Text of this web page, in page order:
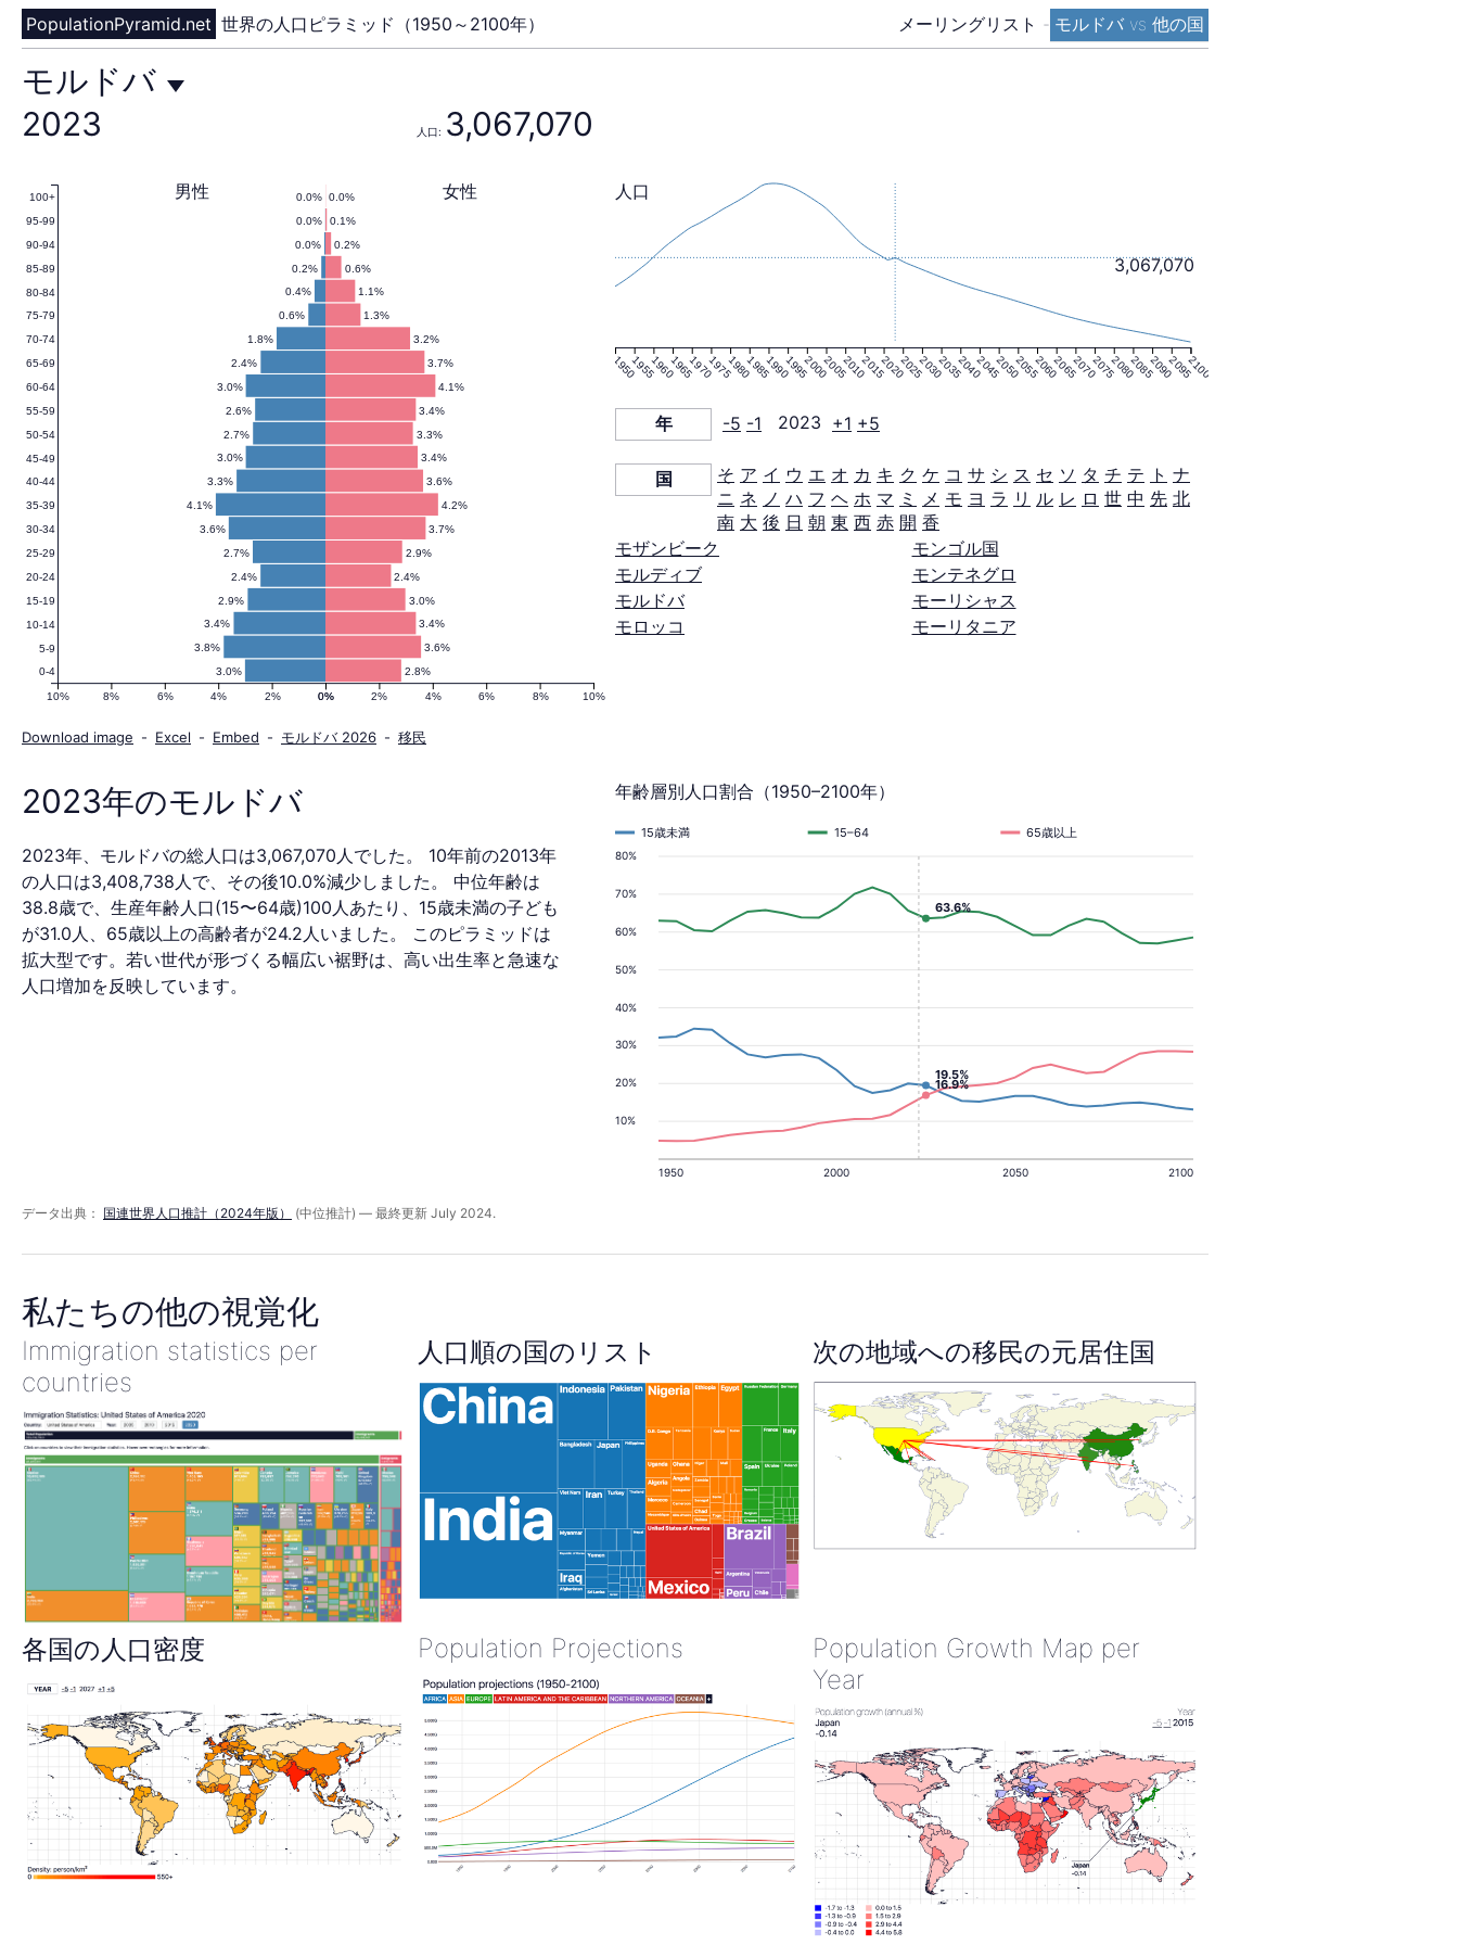
メーリングリスト - モルドバ vs 他の国
PopulationPyramid.net 世界の人口ピラミッド（1950～2100年）
モ
ル
ド
バ
の
人
口
ピ
ラ
ミ
ッ
年
モルドバ
2023
人口: 3,067,070
2.8%
3.0%
3.6%
3.8%
3.4%
3.4%
3.0%
2.9%
2.4%
2.4%
2.9%
2.7%
3.7%
3.6%
4.2%
4.1%
3.6%
3.3%
3.4%
3.0%
3.3%
2.7%
3.4%
2.6%
4.1%
3.0%
3.7%
2.4%
3.2%
1.8%
1.3%
0.6%
1.1%
0.4%
0.6%
0.2%
0.2%
0.0%
0.1%
0.0%
0.0%
0.0% 女性
男性
0% 2% 4% 6% 8% 10%
10% 8% 6% 4% 2% 0%
0-4
5-9
10-14
15-19
20-24
25-29
30-34
35-39
40-44
45-49
50-54
55-59
60-64
65-69
70-74
75-79
80-84
85-89
90-94
95-99
100+
Download image - Excel - Embed - モルドバ 2026 - 移民
1950195519601965197019751980198519901995200020052010201520202025203020352040204520502055206020652070207520802085209020952100
3,067,070
人口
年 -5 -1 2023 +1 +5
国 そ ア イ ウ エ オ カ キ ク ケ コ サ シ ス セ ソ タ チ テ ト ナ
ニ ネ ノ ハ フ ヘ ホ マ ミ メ モ ヨ ラ リ ル レ ロ 世 中 先 北
南 大 後 日 朝 東 西 赤 開 香
モザンビーク
モルディブ
モルドバ
モロッコ
モンゴル国
モンテネグロ
モーリシャス
モーリタニア
2023年のモルドバ
2023年、モルドバの総人口は3,067,070人でした。 10年前の2013年
の人口は3,408,738人で、その後10.0%減少しました。 中位年齢は
38.8歳で、生産年齢人口(15〜64歳)100人あたり、15歳未満の子ども
が31.0人、65歳以上の高齢者が24.2人いました。 このピラミッドは
拡大型です。若い世代が形づくる幅広い裾野は、高い出生率と急速な
人口増加を反映しています。
年齢層別人口割合（1950–2100年）
10%
20%
30%
40%
50%
60%
70%
80%
1950 2000 2050 2100
15歳未満 15–64 65歳以上
19.5%
16.9%
63.6%
データ出典： 国連世界人口推計（2024年版） (中位推計) — 最終更新 July 2024.
私たちの他の視覚化
Immigration statistics per
countries
人口順の国のリスト 次の地域への移民の元居住国
各国の人口密度 Population Projections
Population Growth Map per
Year